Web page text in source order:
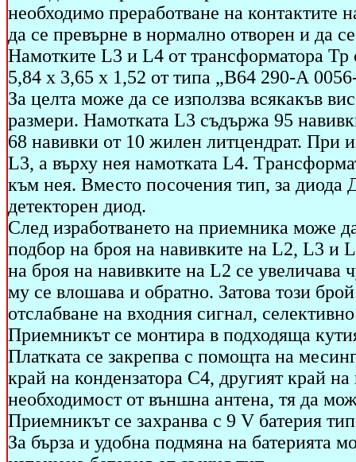
необходимо преработване на контактите
да се превърне в нормално отворен и да
Намотките L3 и L4 от трансформатора Тр
5,84 х 3,65 х 1,52 от типа „В64 290-А
За целта може да се използва всякакъв
размери. Намотката L3 съдържа 95
68 навивки от 10 жилен литцендрат. При
L3, a върху нея намотката L4.
към нея. Вместо посочения тип, за
детекторен диод.
След изработването на приемника може
подбор на броя на навивките на L2, L3 и
на броя на навивките на L2 се увеличава
му се влошава и обратно. Затова този
отслабване на входния сигнал,
Приемникът се монтира в подходяща
Платката се закрепва с помощта на
край на кондензатора С4, другият край
необходимост от външна антена, тя да
Приемникът се захранва с 9 V батерия
За бърза и удобна подмяна на батерията